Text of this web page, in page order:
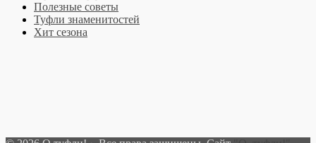
Полезные советы
Туфли знаменитостей
Хит сезона